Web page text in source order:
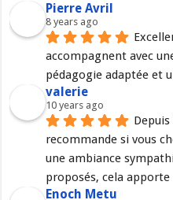
Pierre Avril
8 years ago
accompagnent avec
pédagogie adaptée et
valerie
10 years ago
recommande si vous
une ambiance
proposés, cela
Enoch Metu